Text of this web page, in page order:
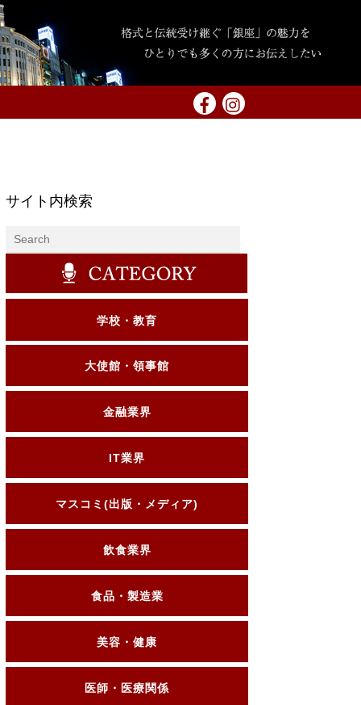
サイト内検索
学校・教育
大使館・領事館
金融業界
IT業界
マスコミ(出版・メディア)
飲食業界
食品・製造業
美容・健康
医師・医療関係